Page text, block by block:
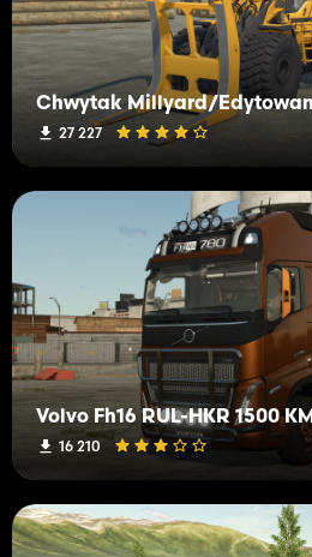
27 227
Volvo Fh16 RUL-HKR 1500 KM
16 210